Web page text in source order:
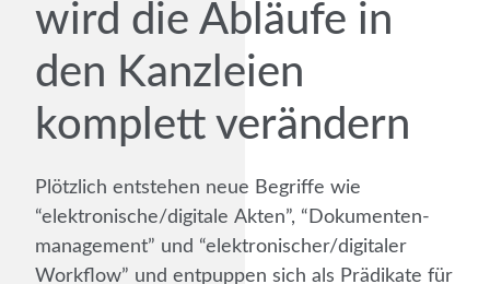
wird die Abläufe in
den Kanzleien
komplett verändern
Plötzlich entstehen neue Begriffe wie
“elektronische/digitale Akten”, “Dokumenten­
management” und “elektronischer/digitaler
Workflow” und entpuppen sich als Prädikate für